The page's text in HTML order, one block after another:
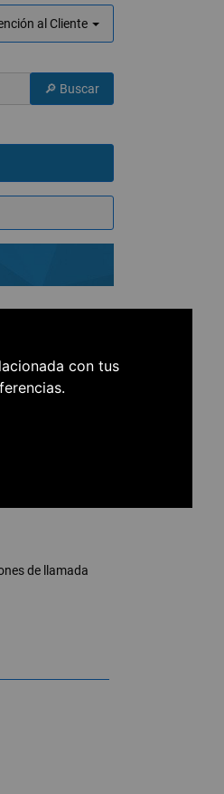
con tus
al Cliente
de llamada